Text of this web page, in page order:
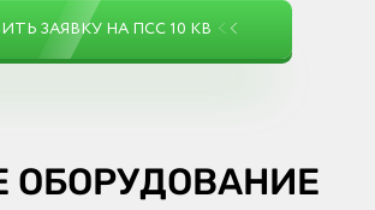
ЗАЯВКУ НА ПСС 10 КВ
ОБОРУДОВАНИЕ